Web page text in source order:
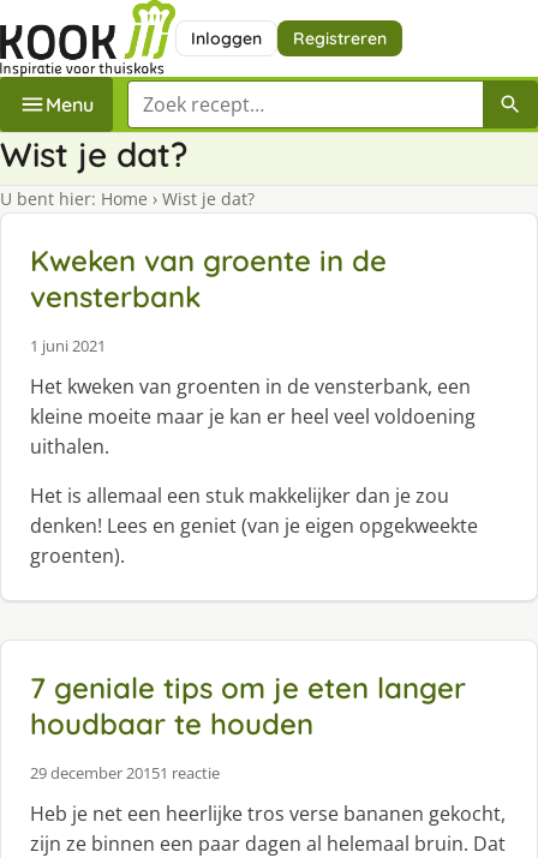
Inloggen Registreren
Menu Zoek een recept
Wist je dat?
U bent hier: Home › Wist je dat?
Kweken van groente in de
vensterbank
1 juni 2021
Het kweken van groenten in de vensterbank, een
kleine moeite maar je kan er heel veel voldoening
uithalen.
Het is allemaal een stuk makkelijker dan je zou
denken! Lees en geniet (van je eigen opgekweekte
groenten).
7 geniale tips om je eten langer
houdbaar te houden
29 december 20151 reactie
Heb je net een heerlijke tros verse bananen gekocht,
zijn ze binnen een paar dagen al helemaal bruin. Dat